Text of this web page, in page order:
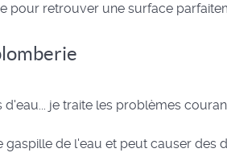
pour retrouver une surface
d'eau... je traite les problèmes
gaspille de l'eau et peut causer des